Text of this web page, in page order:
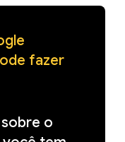
fazer
o